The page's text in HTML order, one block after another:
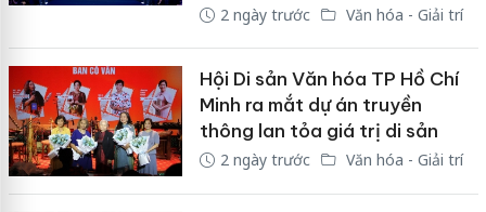
2 ngày trước Văn hóa - Giải trí
Hội Di sản Văn hóa TP Hồ Chí
Minh ra mắt dự án truyền
thông lan tỏa giá trị di sản
2 ngày trước Văn hóa - Giải trí